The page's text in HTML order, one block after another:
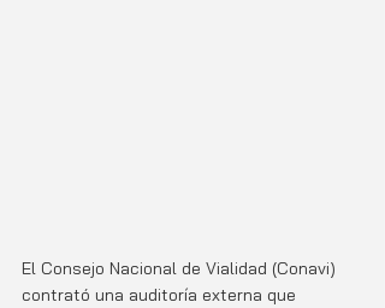
El Consejo Nacional de Vialidad (Conavi)
contrató una auditoría externa que